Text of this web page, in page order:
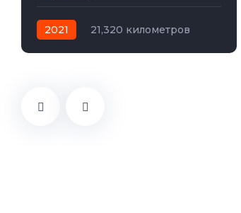
2021
21,320 километров